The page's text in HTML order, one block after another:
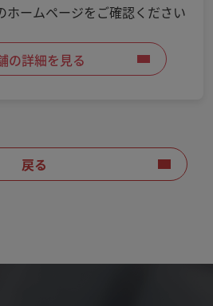
ホームページをご確認ください
の詳細を見る
戻る